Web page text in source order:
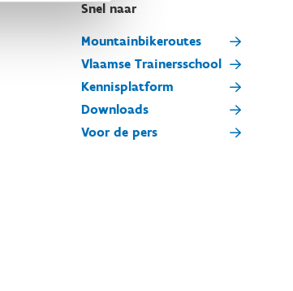
Snel naar
Mountainbikeroutes
Vlaamse Trainersschool
Kennisplatform
Downloads
Voor de pers